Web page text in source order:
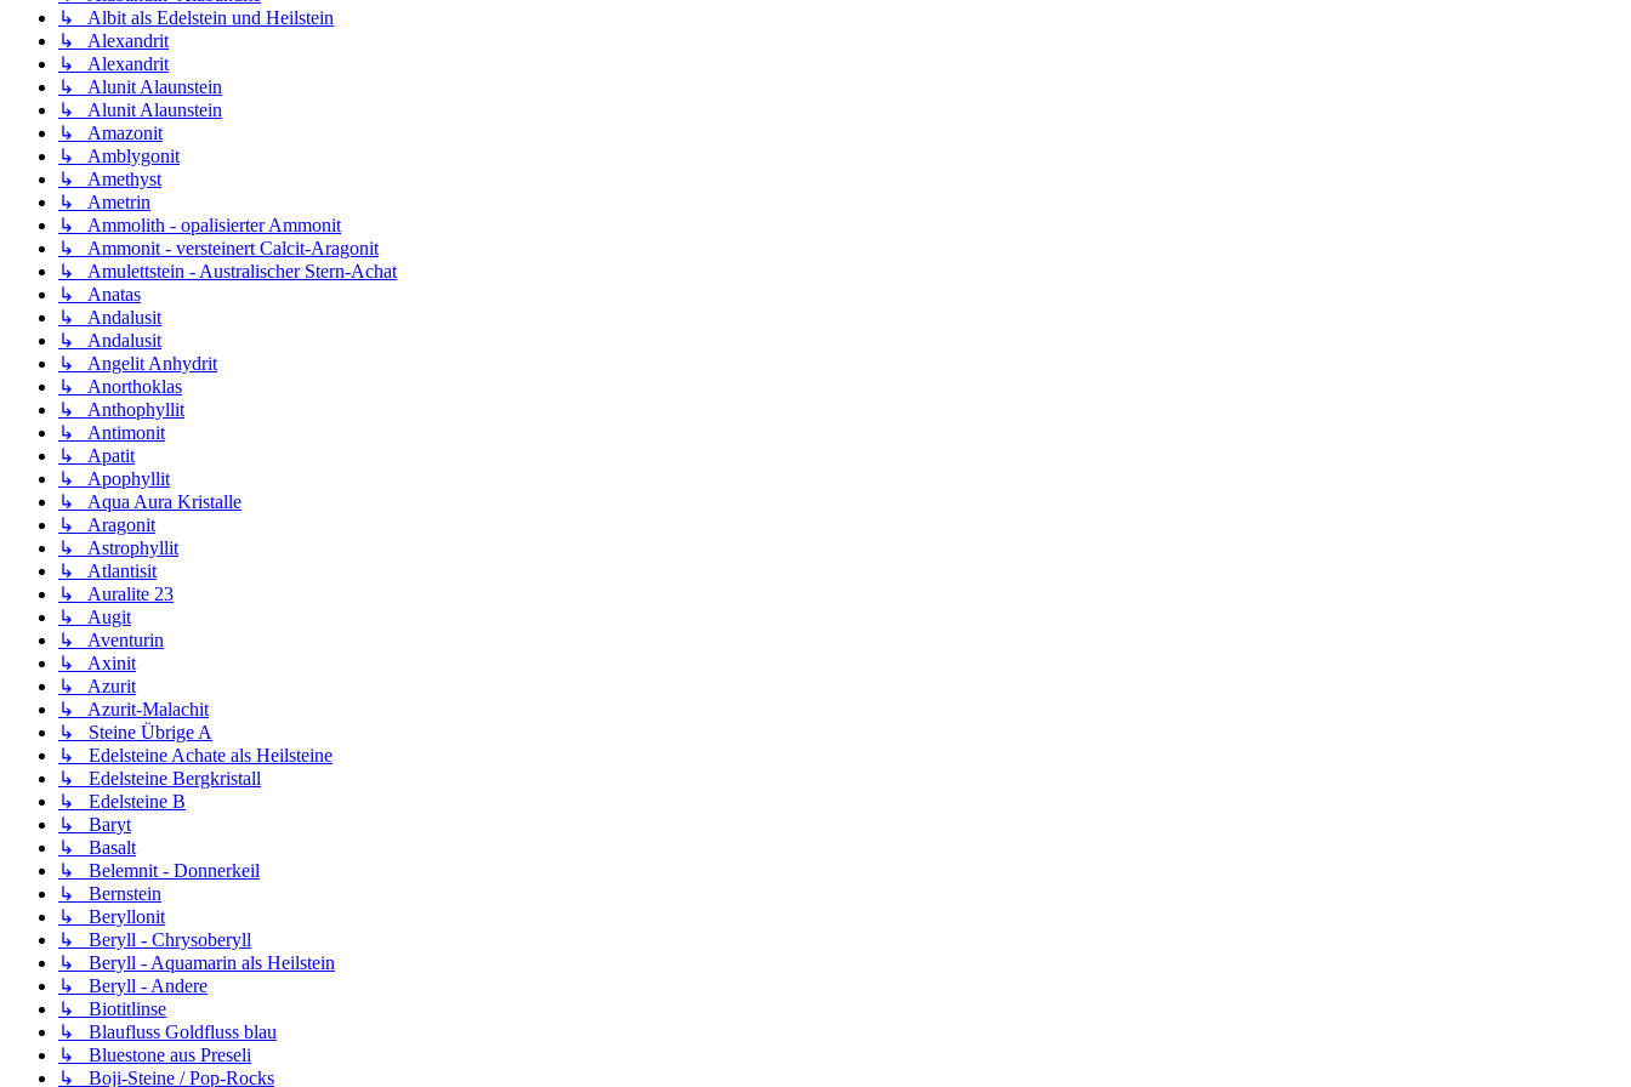
↳ Albit als Edelstein und Heilstein
↳ Alexandrit
↳ Alexandrit
↳ Alunit Alaunstein
↳ Alunit Alaunstein
↳ Amazonit
↳ Amblygonit
↳ Amethyst
↳ Ametrin
↳ Ammolith - opalisierter Ammonit
↳ Ammonit - versteinert Calcit-Aragonit
↳ Amulettstein - Australischer Stern-Achat
↳ Anatas
↳ Andalusit
↳ Andalusit
↳ Angelit Anhydrit
↳ Anorthoklas
↳ Anthophyllit
↳ Antimonit
↳ Apatit
↳ Apophyllit
↳ Aqua Aura Kristalle
↳ Aragonit
↳ Astrophyllit
↳ Atlantisit
↳ Auralite 23
↳ Augit
↳ Aventurin
↳ Axinit
↳ Azurit
↳ Azurit-Malachit
↳ Steine Übrige A
↳ Edelsteine Achate als Heilsteine
↳ Edelsteine Bergkristall
↳ Edelsteine B
↳ Baryt
↳ Basalt
↳ Belemnit - Donnerkeil
↳ Bernstein
↳ Beryllonit
↳ Beryll - Chrysoberyll
↳ Beryll - Aquamarin als Heilstein
↳ Beryll - Andere
↳ Biotitlinse
↳ Blaufluss Goldfluss blau
↳ Bluestone aus Preseli
↳ Boji-Steine / Pop-Rocks